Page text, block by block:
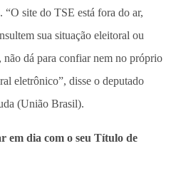
“O site do TSE está fora do ar,
sua situação eleitoral ou
não dá para confiar nem no próprio
eletrônico”, disse o deputado
(União Brasil).
em dia com o seu Título de